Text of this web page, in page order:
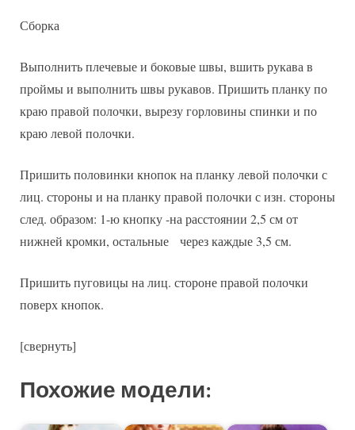
Сборка
Выполнить плечевые и боковые швы, вшить рукава в
проймы и выполнить швы рукавов. Пришить планку по
краю правой полочки, вырезу горловины спинки и по
краю левой полочки.
Пришить половинки кнопок на планку левой полочки с
лиц. стороны и на планку правой полочки с изн. стороны
след. образом: 1-ю кнопку -на расстоянии 2,5 см от
нижней кромки, остальные через каждые 3,5 см.
Пришить пуговицы на лиц. стороне правой полочки
поверх кнопок.
[свернуть]
Похожие модели: